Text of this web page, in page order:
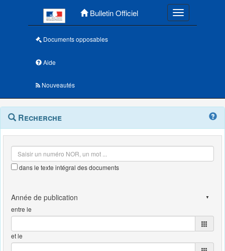
Bulletin Officiel Toggle
Documents opposables
Aide
Nouveautés
Navigation
outils
Menu
contextuel
Recherche
dans le texte intégral des documents
entre le
et le